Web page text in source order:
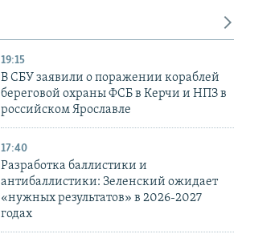
19:15
В СБУ заявили о поражении кораблей
береговой охраны ФСБ в Керчи и НПЗ в
российском Ярославле
17:40
Разработка баллистики и
антибаллистики: Зеленский ожидает
«нужных результатов» в 2026-2027
годах